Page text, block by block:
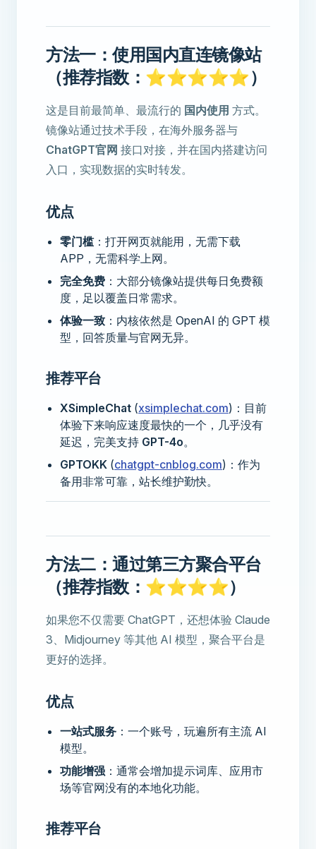
方法一：使用国内直连镜像站
（推荐指数：⭐⭐⭐⭐⭐）
这是目前最简单、最流行的 国内使用 方式。
镜像站通过技术手段，在海外服务器与
ChatGPT官网 接口对接，并在国内搭建访问
入口，实现数据的实时转发。
优点
零门槛：打开网页就能用，无需下载
APP，无需科学上网。
完全免费 ：大部分镜像站提供每日免费额
度，足以覆盖日常需求。
体验一致 ：内核依然是 OpenAI 的 GPT 模
型，回答质量与官网无异。
推荐平台
XSimpleChat (xsimplechat.com)：目前
体验下来响应速度最快的一个，几乎没有
延迟，完美支持 GPT-4o。
GPTOKK (chatgpt-cnblog.com)：作为
备用非常可靠，站长维护勤快。
方法二：通过第三方聚合平台
（推荐指数：⭐⭐⭐⭐）
如果您不仅需要 ChatGPT，还想体验 Claude
3、Midjourney 等其他 AI 模型，聚合平台是
更好的选择。
优点
一站式服务 ：一个账号，玩遍所有主流 AI
模型。
功能增强 ：通常会增加提示词库、应用市
场等官网没有的本地化功能。
推荐平台